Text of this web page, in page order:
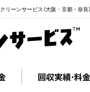
ーンサービス（大阪・京都・奈良
回収実績・料